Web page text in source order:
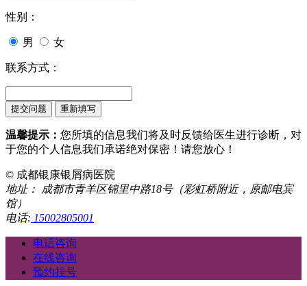
性别：
男 女
联系方式：
温馨提示： 您所填的信息我们将及时反馈给医生进行诊断，对
于您的个人信息我们承诺绝对保密！请您放心！
© 成都银康银屑病医院
地址： 成都市青羊区锦里中路18号（彩虹桥附近，原邮电宾
馆）
电话: 15002805001
电话咨询
在线咨询
预约挂号